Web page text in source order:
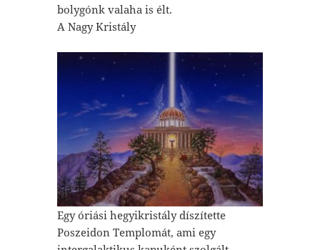
bolygónk valaha is élt.
A Nagy Kristály
Egy óriási hegyikristály díszítette
Poszeidon Templomát, ami egy